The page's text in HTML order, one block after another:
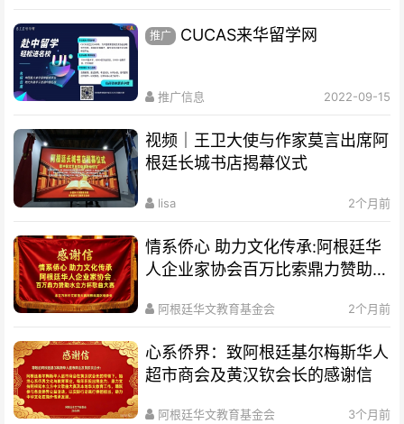
推广 CUCAS来华留学网
推广信息 2022-09-15
视频｜王卫大使与作家莫言出席阿
根廷长城书店揭幕仪式
lisa 2个月前
情系侨心 助力文化传承:阿根廷华
人企业家协会百万比索鼎力赞助水
阿根廷华文教育基金会 2个月前
心系侨界​：致阿根廷基尔梅斯华人
超市商会及黄汉钦会长的感谢信
阿根廷华文教育基金会 3个月前